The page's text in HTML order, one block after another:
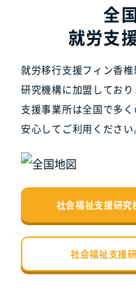
全
就労支
就労移行支援フィン香
研究機構に加盟してお
支援事業所は全国で多く
安心してご利用ください
社会福祉支援研
社会福祉支援